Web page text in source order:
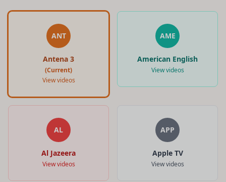
ANT
Antena 3
(Current)
View videos
AME
American English
View videos
AL
Al Jazeera
View videos
APP
Apple TV
View videos